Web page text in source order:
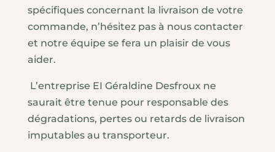
spécifiques concernant la livraison de votre
commande, n’hésitez pas à nous contacter
et notre équipe se fera un plaisir de vous
aider.
L’entreprise EI Géraldine Desfroux ne
saurait être tenue pour responsable des
dégradations, pertes ou retards de livraison
imputables au transporteur.